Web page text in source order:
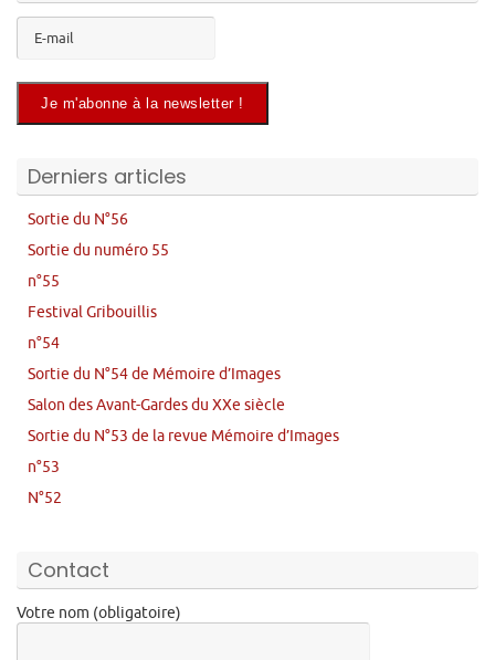
Derniers articles
Sortie du N°56
Sortie du numéro 55
n°55
Festival Gribouillis
n°54
Sortie du N°54 de Mémoire d’Images
Salon des Avant-Gardes du XXe siècle
Sortie du N°53 de la revue Mémoire d’Images
n°53
N°52
Contact
Votre nom (obligatoire)